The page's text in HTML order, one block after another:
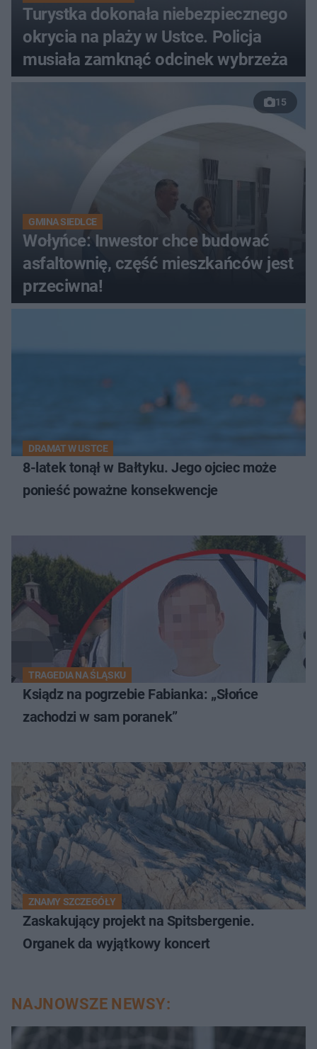
Turystka dokonała niebezpiecznego
okrycia na plaży w Ustce. Policja
musiała zamknąć odcinek wybrzeża
15
GMINA SIEDLCE
Wołyńce: Inwestor chce budować
asfaltownię, część mieszkańców jest
przeciwna!
DRAMAT W USTCE
8-latek tonął w Bałtyku. Jego ojciec może
ponieść poważne konsekwencje
TRAGEDIA NA ŚLĄSKU
Ksiądz na pogrzebie Fabianka: „Słońce
zachodzi w sam poranek”
ZNAMY SZCZEGÓŁY
Zaskakujący projekt na Spitsbergenie.
Organek da wyjątkowy koncert
NAJNOWSZE NEWSY: